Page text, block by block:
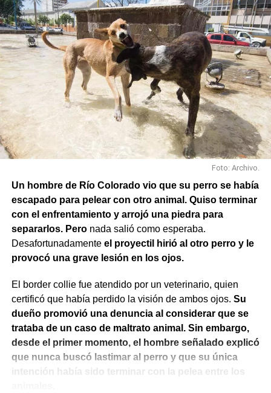
Foto: Archivo.
Un hombre de Río Colorado vio que su perro se había
escapado para pelear con otro animal. Quiso terminar
con el enfrentamiento y arrojó una piedra para
separarlos. Peronada salió como esperaba.
Desafortunadamente el proyectil hirió al otro perro y le
provocó una grave lesión en los ojos.
El border collie fue atendido por un veterinario, quien
certificó que había perdido la visión de ambos ojos. Su
dueño promovió una denuncia al considerar que se
trataba de un caso de maltrato animal. Sin embargo,
desde el primer momento, el hombre señalado explicó
que nunca buscó lastimar al perro y que su única
intención había sido terminar con la pelea entre los